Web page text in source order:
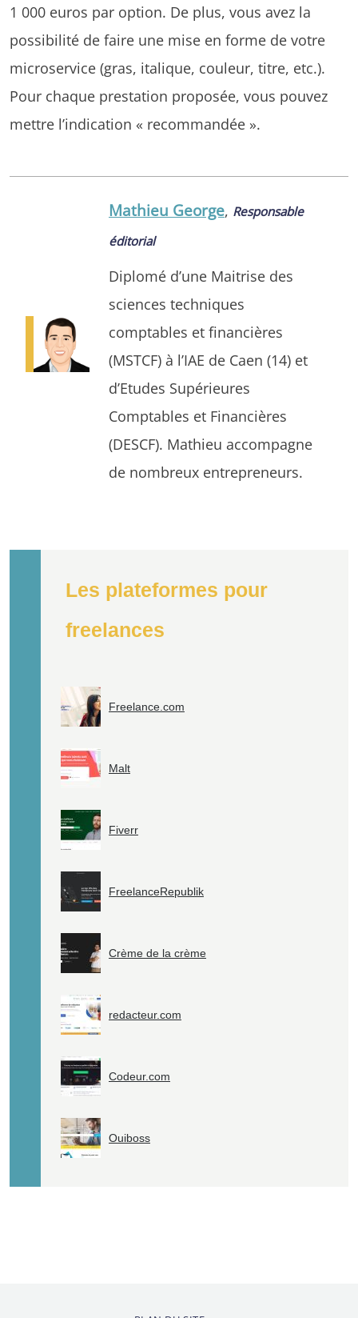
1 000 euros par option. De plus, vous avez la
possibilité de faire une mise en forme de votre
microservice (gras, italique, couleur, titre, etc.).
Pour chaque prestation proposée, vous pouvez
mettre l’indication « recommandée ».
Les plateformes pour
freelances
Freelance.com
Malt
Fiverr
FreelanceRepublik
Crème de la crème
redacteur.com
Codeur.com
Ouiboss
Mathieu George, Responsable
éditorial
Diplomé d’une Maitrise des
sciences techniques
comptables et financières
(MSTCF) à l’IAE de Caen (14) et
d’Etudes Supérieures
Comptables et Financières
(DESCF). Mathieu accompagne
de nombreux entrepreneurs.